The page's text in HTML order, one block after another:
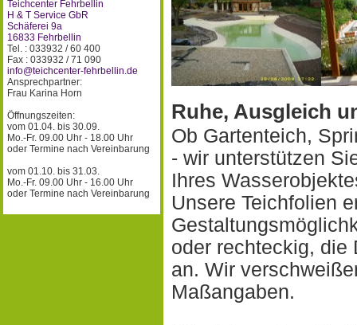
Teichcenter Fehrbellin
H & T Service GbR
Schäferei 9a
16833 Fehrbellin
Tel. : 033932 / 60 400
Fax : 033932 / 71 090
info@teichcenter-fehrbellin.de
Ansprechpartner:
Frau Karina Horn
Öffnungszeiten:
vom 01.04. bis 30.09.
Mo.-Fr. 09.00 Uhr - 18.00 Uhr
oder Termine nach Vereinbarung
vom 01.10. bis 31.03.
Mo.-Fr. 09.00 Uhr - 16.00 Uhr
oder Termine nach Vereinbarung
Ruhe, Ausgleich
Ob Gartenteich,
- wir unterstützen
Ihres
Unsere Teichfolien
oder rechteckig, die
an. Wir
Maßangaben.